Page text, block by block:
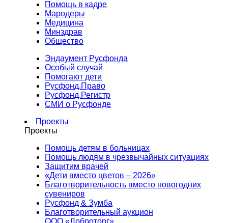
Помощь в кадре
Мародеры
Медицина
Минздрав
Общество
Эндаумент Русфонда
Особый случай
Помогают дети
Русфонд.Право
Русфонд.Регистр
СМИ о Русфонде
Проекты
Проекты
Помощь детям в больницах
Помощь людям в чрезвычайных ситуациях
Защитим врачей
«Дети вместо цветов – 2026»
Благотворительность вместо новогодних
сувениров
Русфонд & Зумба
Благотворительный аукцион
ООО «Доброторг»